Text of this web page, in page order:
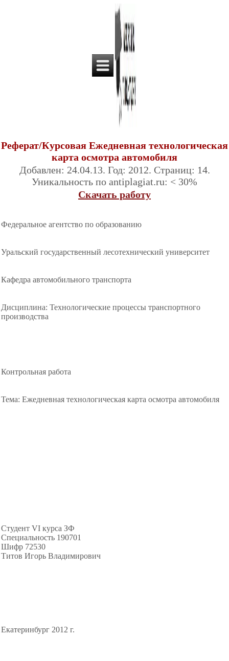
Реферат/Курсовая Ежедневная технологическая
карта осмотра автомобиля
Добавлен: 24.04.13. Год: 2012. Страниц: 14.
Уникальность по antiplagiat.ru: < 30%
Скачать работу
Федеральное агентство по образованию
Уральский государственный лесотехнический университет
Кафедра автомобильного транспорта
Дисциплина: Технологические процессы транспортного
производства
Контрольная работа
Тема: Ежедневная технологическая карта осмотра автомобиля
Студент VI курса ЗФ
Специальность 190701
Шифр 72530
Титов Игорь Владимирович
Екатеринбург 2012 г.